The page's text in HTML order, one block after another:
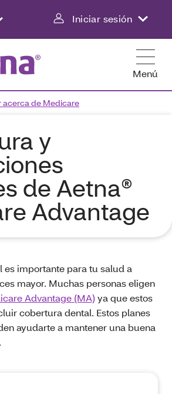
Iniciar sesión
Menú
acerca de Medicare
y
de Aetna®
Advantage
es importante para tu salud a
mayor. Muchas personas eligen
Advantage (MA)ya que estos
cobertura dental. Estos planes
ayudarte a mantener una buena